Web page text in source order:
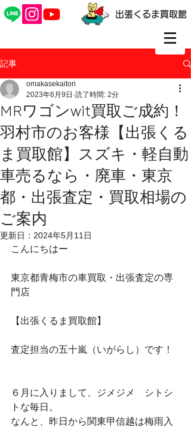
出張くるま買取館
記事
MRワゴンwit買取ご成約！
羽村市のお客様【出張くる
ま買取館】スズキ・軽自動
車売るなら・廃車・東京
都・出張査定・買取相場の
ご案内
omakasekaitori
2023年6月9日 読了時間: 2分
更新日： 2024年5月11日
こんにちはー
東京都青梅市の車買取・出張査定の専
門店
【出張くるま買取館】
査定担当の五十嵐（いがらし）です！
６月に入りまして、ジメジメ　シトシ
トな毎日。
なんと、昨日から関東甲信越は梅雨入